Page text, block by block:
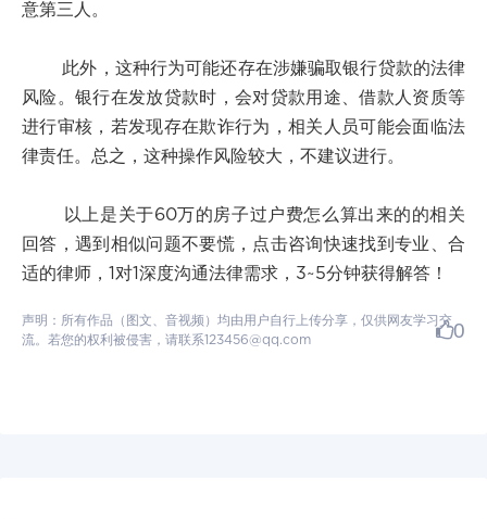
意第三人。
此外，这种行为可能还存在涉嫌骗取银行贷款的法律
风险。银行在发放贷款时，会对贷款用途、借款人资质等
进行审核，若发现存在欺诈行为，相关人员可能会面临法
律责任。总之，这种操作风险较大，不建议进行。
以上是关于60万的房子过户费怎么算出来的的相关
回答，遇到相似问题不要慌，点击咨询快速找到专业、合
适的律师，1对1深度沟通法律需求，3~5分钟获得解答！
声明：所有作品（图文、音视频）均由用户自行上传分享，仅供网友学习交
流。若您的权利被侵害，请联系123456@qq.com
0